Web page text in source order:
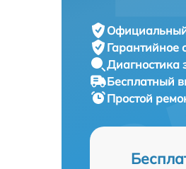
Гарантийное
Диагностика
Бесплатный
Простой